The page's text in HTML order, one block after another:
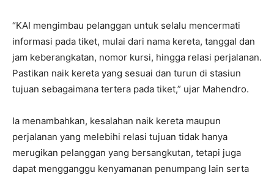
“KAI mengimbau pelanggan untuk selalu mencermati
informasi pada tiket, mulai dari nama kereta, tanggal dan
jam keberangkatan, nomor kursi, hingga relasi perjalanan.
Pastikan naik kereta yang sesuai dan turun di stasiun
tujuan sebagaimana tertera pada tiket,” ujar Mahendro.
Ia menambahkan, kesalahan naik kereta maupun
perjalanan yang melebihi relasi tujuan tidak hanya
merugikan pelanggan yang bersangkutan, tetapi juga
dapat mengganggu kenyamanan penumpang lain serta